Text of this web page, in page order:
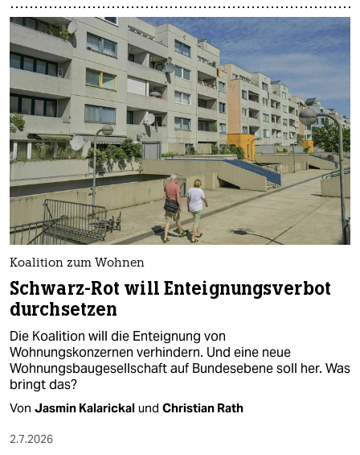
Koalition zum Wohnen
Schwarz-Rot will Enteignungsverbot
durchsetzen
Die Koalition will die Enteignung von
Wohnungskonzernen verhindern. Und eine neue
Wohnungsbaugesellschaft auf Bundesebene soll her. Was
bringt das?
Von Jasmin Kalarickal und Christian Rath
2.7.2026